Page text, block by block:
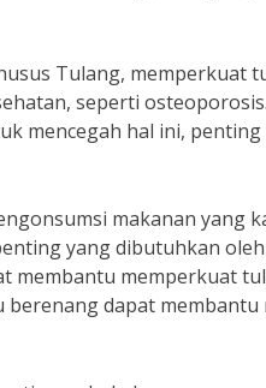
Tulang, memperkuat
seperti
mencegah hal ini,
makanan yang
yang dibutuhkan
membantu memperkuat
dapat